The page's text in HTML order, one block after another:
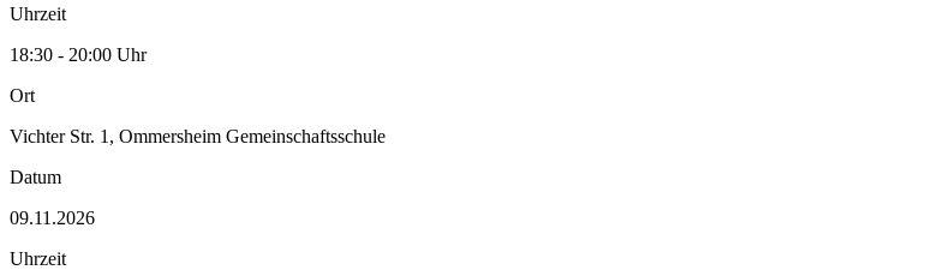
Uhrzeit
18:30 - 20:00 Uhr
Ort
Vichter Str. 1, Ommersheim Gemeinschaftsschule
Datum
09.11.2026
Uhrzeit